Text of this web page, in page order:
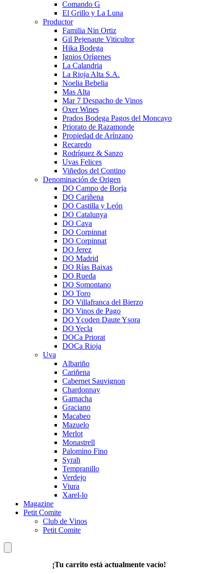
Comando G
El Grillo y La Luna
Productor
Familia Nin Ortiz
Gil Pejenaute Viticultor
Hika Bodega
Ignios Orígenes
La Calandria
La Rioja Alta S.A.
Noelia Bebelia
Mas Alta
Mar 7 Despacho de Vinos
Oxer Wines
Prados Bodega Pagos del Moncayo
Priorato de Razamonde
Propiedad de Arínzano
Recaredo
Rodríguez & Sanzo
Uvas Felices
Viñedos del Contino
Denominación de Origen
DO Campo de Borja
DO Cariñena
DO Castilla y León
DO Catalunya
DO Cava
DO Corpinnat
DO Corpinnat
DO Jerez
DO Madrid
DO Rías Baixas
DO Rueda
DO Somontano
DO Toro
DO Villafranca del Bierzo
DO Vinos de Pago
DO Ycoden Daute Ysora
DO Yecla
DOCa Priorat
DOCa Rioja
Uva
Albariño
Cariñena
Cabernet Sauvignon
Chardonnay
Garnacha
Graciano
Macabeo
Mazuelo
Merlot
Monastrell
Palomino Fino
Syrah
Tempranillo
Verdejo
Viura
Xarel-lo
Magazine
Petit Comite
Club de Vinos
Petit Comite
¡Tu carrito está actualmente vacío!